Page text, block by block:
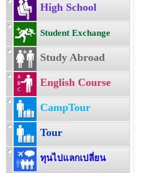
High School
Student Exchange
Study Abroad
English Course
CampTour
Tour
ทุนไปแลกเปลี่ยน